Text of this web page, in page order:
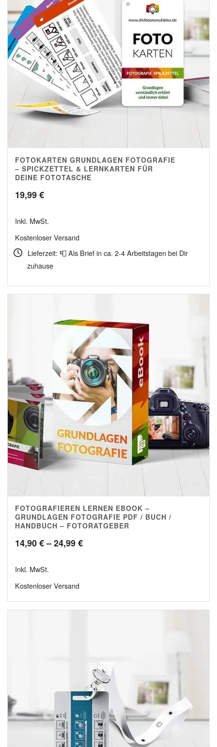
4.89
FOTOKARTEN GRUNDLAGEN FOTOGRAFIE
– SPICKZETTEL & LERNKARTEN FÜR
DEINE FOTOTASCHE
19,99€
Inkl. MwSt.
Kostenloser Versand
Lieferzeit: 📮 Als Brief in ca. 2-4 Arbeitstagen bei Dir
zuhause
4.96
FOTOGRAFIEREN LERNEN EBOOK –
GRUNDLAGEN FOTOGRAFIE PDF / BUCH /
HANDBUCH – FOTORATGEBER
14,90€–24,99€Preisspanne:
Inkl. MwSt.
Kostenloser Versand